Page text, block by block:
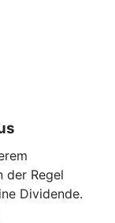
der Regel
Dividende.